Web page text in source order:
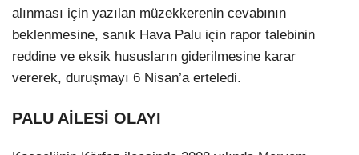
alınması için yazılan müzekkerenin cevabının
beklenmesine, sanık Hava Palu için rapor talebinin
reddine ve eksik hususların giderilmesine karar
vererek, duruşmayı 6 Nisan’a erteledi.
PALU AİLESİ OLAYI